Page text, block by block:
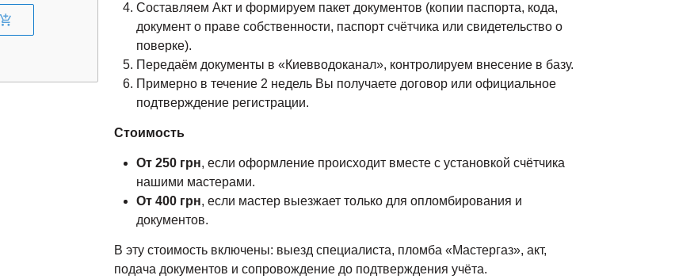
Составляем Акт и формируем пакет документов (копии паспорта, кода,
документ о праве собственности, паспорт счётчика или свидетельство о
поверке).
Передаём документы в «Киевводоканал», контролируем внесение в базу.
Примерно в течение 2 недель Вы получаете договор или официальное
подтверждение регистрации.
Стоимость
От 250 грн, если оформление происходит вместе с установкой счётчика
нашими мастерами.
От 400 грн, если мастер выезжает только для опломбирования и
документов.
В эту стоимость включены: выезд специалиста, пломба «Мастергаз», акт,
подача документов и сопровождение до подтверждения учёта.